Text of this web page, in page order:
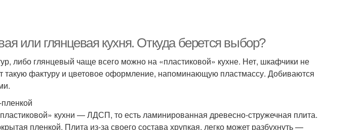
или глянцевая кухня. Откуда берется выбор?
либо глянцевый чаще всего можно на «пластиковой» кухне. Нет, шкафчики не
такую фактуру и цветовое оформление, напоминающую пластмассу. Добиваются
кухни — ЛДСП, то есть ламинированная древесно-стружечная плита.
пленкой. Плита из-за своего состава хрупкая, легко может разбухнуть —